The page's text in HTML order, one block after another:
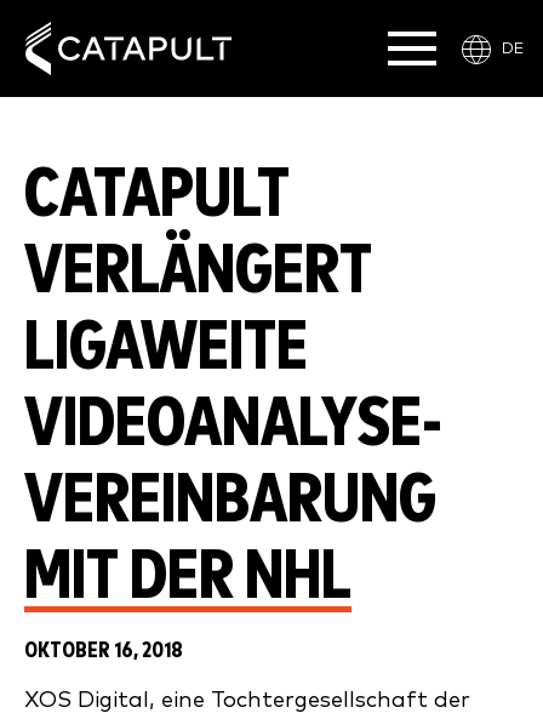
DE
CATAPULT
VERLÄNGERT
LIGAWEITE
VIDEOANALYSE-
VEREINBARUNG
MIT DER NHL
OKTOBER 16, 2018
XOS Digital, eine Tochtergesellschaft der